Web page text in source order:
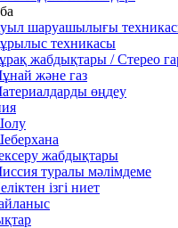
шаруашылығы
техникасы
жабдықтары / Стерео
және газ
өңдеу
жабдықтары
туралы мәлімдеме
ізгі ниет